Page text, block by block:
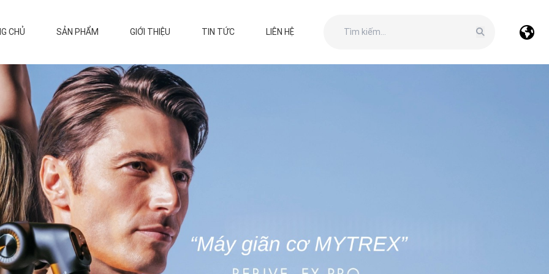
CHỦ SẢN PHẨM GIỚI THIỆU TIN TỨC LIÊN HỆ